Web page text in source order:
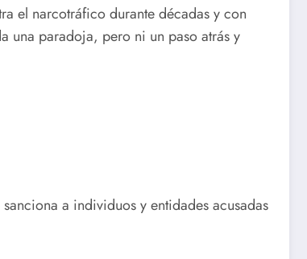
el narcotráfico durante décadas y con
una paradoja, pero ni un paso atrás y
a individuos y entidades acusadas